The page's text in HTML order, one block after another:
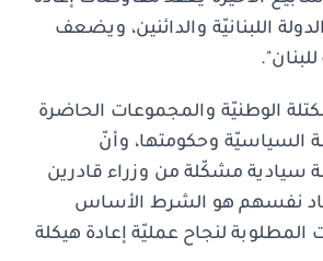
اللبنانيّة والدائنين، ويضعف
الوطنيّة والمجموعات الحاضرة
السياسيّة وحكومتها، وأنّ
سيادية مشكّلة من وزراء قادرين
نفسهم هو الشرط الأساس
المطلوبة لنجاح عمليّة إعادة هيكلة